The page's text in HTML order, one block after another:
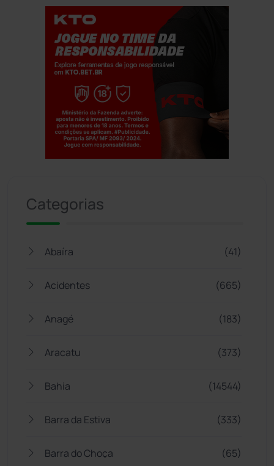
Categorias
Abaíra (41)
Acidentes (665)
Anagé (183)
Aracatu (373)
Bahia (14544)
Barra da Estiva (333)
Barra do Choça (65)